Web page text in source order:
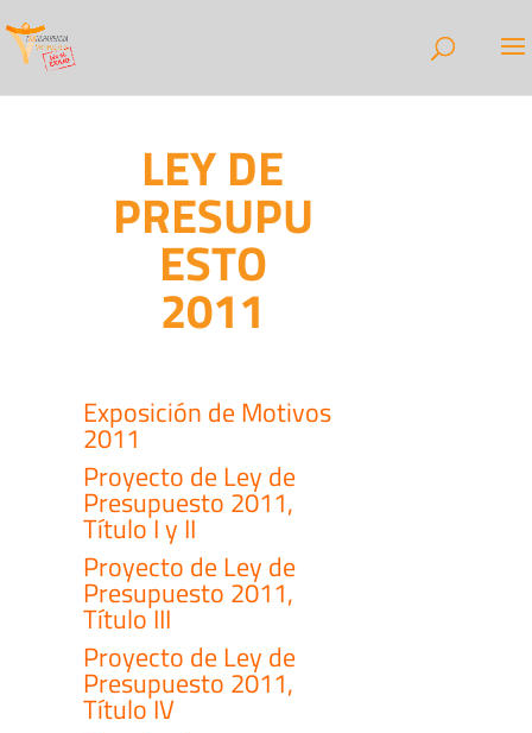
LEY DE
PRESUPU
ESTO
2011
Exposición de Motivos
2011
Proyecto de Ley de
Presupuesto 2011,
Título I y II
Proyecto de Ley de
Presupuesto 2011,
Título III
Proyecto de Ley de
Presupuesto 2011,
Título IV